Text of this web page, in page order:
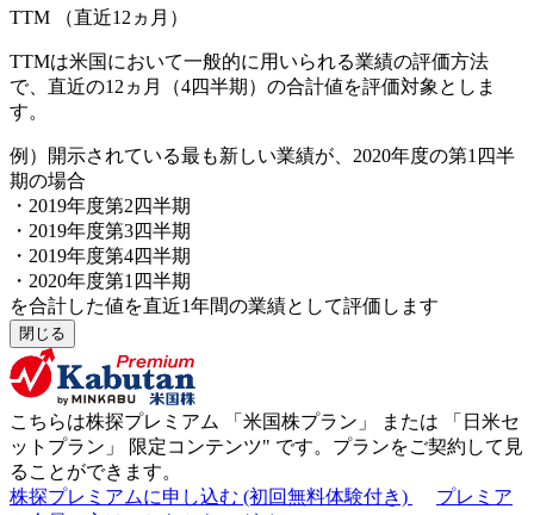
TTM （直近12ヵ月）
TTMは米国において一般的に用いられる業績の評価方法
で、直近の12ヵ月（4四半期）の合計値を評価対象としま
す。
例）開示されている最も新しい業績が、2020年度の第1四半
期の場合
・2019年度第2四半期
・2019年度第3四半期
・2019年度第4四半期
・2020年度第1四半期
を合計した値を直近1年間の業績として評価します
閉じる
こちらは株探プレミアム 「 米国株プラン 」 または 「 日米セ
ットプラン 」 限定コンテンツ" です。プランをご契約して見
ることができます。
株探プレミアムに申し込む (初回無料体験付き)
プレミア